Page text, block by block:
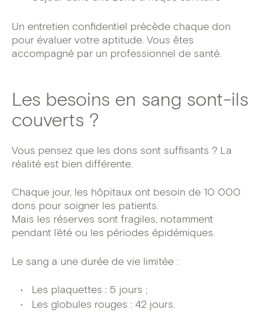
Un entretien confidentiel précède chaque don
pour évaluer votre aptitude. Vous êtes
accompagné par un professionnel de santé.
Les besoins en sang sont-ils
couverts ?
Vous pensez que les dons sont suffisants ? La
réalité est bien différente.
Chaque jour, les hôpitaux ont besoin de 10 000
dons pour soigner les patients.
Mais les réserves sont fragiles, notamment
pendant l’été ou les périodes épidémiques.
Le sang a une durée de vie limitée :
Les plaquettes : 5 jours ;
Les globules rouges : 42 jours.